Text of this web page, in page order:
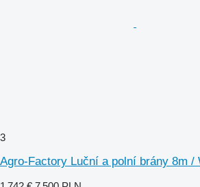
3
Agro-Factory Luční a polní brány 8m /